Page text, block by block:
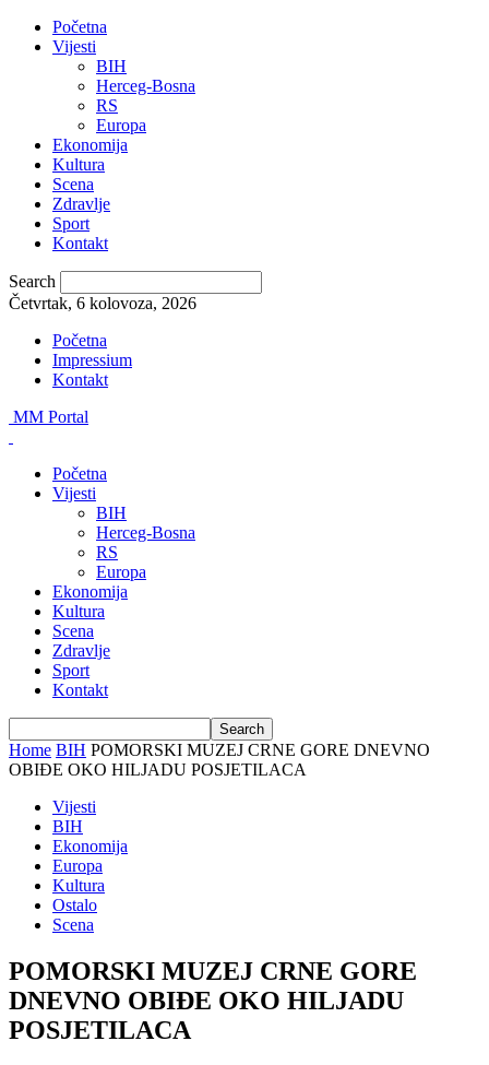
Početna
Vijesti
BIH
Herceg-Bosna
RS
Europa
Ekonomija
Kultura
Scena
Zdravlje
Sport
Kontakt
Search
Četvrtak, 6 kolovoza, 2026
Početna
Impressium
Kontakt
MM Portal
Početna
Vijesti
BIH
Herceg-Bosna
RS
Europa
Ekonomija
Kultura
Scena
Zdravlje
Sport
Kontakt
Home BIH POMORSKI MUZEJ CRNE GORE DNEVNO
OBIĐE OKO HILJADU POSJETILACA
Vijesti
BIH
Ekonomija
Europa
Kultura
Ostalo
Scena
POMORSKI MUZEJ CRNE GORE
DNEVNO OBIĐE OKO HILJADU
POSJETILACA